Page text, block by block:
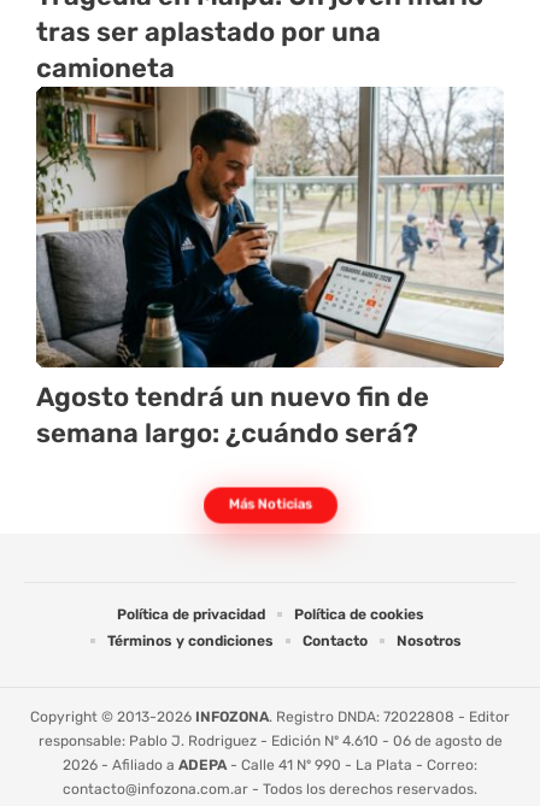
tras ser aplastado por una
camioneta
Agosto tendrá un nuevo fin de
semana largo: ¿cuándo será?
Más Noticias
Política de privacidad
Política de cookies
Términos y condiciones
Contacto Nosotros
Copyright © 2013-2026 INFOZONA. Registro DNDA: 72022808 - Editor
responsable: Pablo J. Rodriguez - Edición Nº 4.610 - 06 de agosto de
2026 - Afiliado a ADEPA- Calle 41 Nº 990 - La Plata - Correo:
contacto@infozona.com.ar - Todos los derechos reservados.